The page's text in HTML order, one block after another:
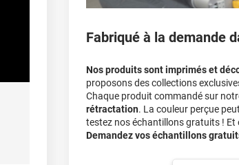
Fabriqué à la demande
Nos produits sont imprimés et
proposons des collections
Chaque produit commandé sur
rétractation. La couleur perçue
testez nos échantillons gratuits ! Et
Demandez vos échantillons